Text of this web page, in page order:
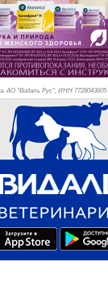
АО "Видаль Рус", ИНН 7728043605